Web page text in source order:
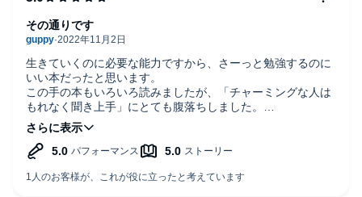
生きていくのに必要な能力ですから、さーっと勉強するのに
いい本だったと思います。
この手の本もいろいろ読みましたが、「チャーミングな人は
もれなく聞き上手」にとても腹落ちしました。
人が会いたいと思うのは、聴いてくれる人だということ。聴
くことから全てが始まるのだということを、今更ながら、納
得した。
その通りです